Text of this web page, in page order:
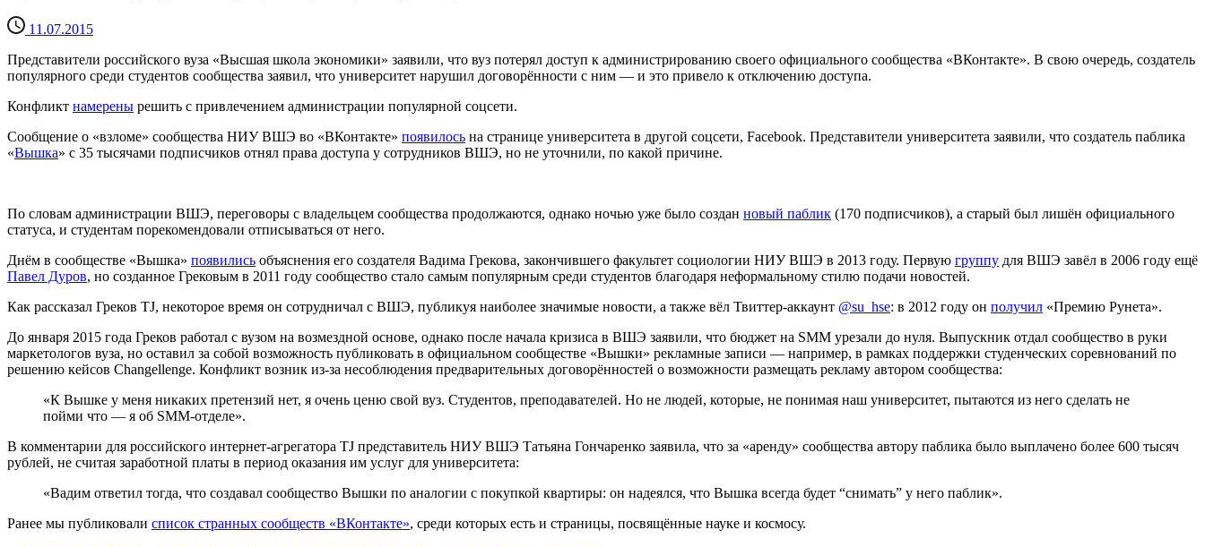
11.07.2015
Представители российского вуза «Высшая школа экономики» заявили, что вуз потерял доступ к администрированию своего официального сообщества «ВКонтакте». В свою очередь, создатель
популярного среди студентов сообщества заявил, что университет нарушил договорённости с ним — и это привело к отключению доступа.
Конфликт намерены решить с привлечением администрации популярной соцсети.
Сообщение о «взломе» сообщества НИУ ВШЭ во «ВКонтакте» появилось на странице университета в другой соцсети, Facebook. Представители университета заявили, что создатель паблика
«Вышка» с 35 тысячами подписчиков отнял права доступа у сотрудников ВШЭ, но не уточнили, по какой причине.
По словам администрации ВШЭ, переговоры с владельцем сообщества продолжаются, однако ночью уже было создан новый паблик (170 подписчиков), а старый был лишён официального
статуса, и студентам порекомендовали отписываться от него.
Днём в сообществе «Вышка» появились объяснения его создателя Вадима Грекова, закончившего факультет социологии НИУ ВШЭ в 2013 году. Первую группу для ВШЭ завёл в 2006 году ещё
Павел Дуров, но созданное Грековым в 2011 году сообщество стало самым популярным среди студентов благодаря неформальному стилю подачи новостей.
Как рассказал Греков TJ, некоторое время он сотрудничал с ВШЭ, публикуя наиболее значимые новости, а также вёл Твиттер-аккаунт @su_hse: в 2012 году он получил «Премию Рунета».
До января 2015 года Греков работал с вузом на возмездной основе, однако после начала кризиса в ВШЭ заявили, что бюджет на SMM урезали до нуля. Выпускник отдал сообщество в руки
маркетологов вуза, но оставил за собой возможность публиковать в официальном сообществе «Вышки» рекламные записи — например, в рамках поддержки студенческих соревнований по
решению кейсов Changellenge. Конфликт возник из-за несоблюдения предварительных договорённостей о возможности размещать рекламу автором сообщества:
«К Вышке у меня никаких претензий нет, я очень ценю свой вуз. Студентов, преподавателей. Но не людей, которые, не понимая наш университет, пытаются из него сделать не
пойми что — я об SMM-отделе».
В комментарии для российского интернет-агрегатора TJ представитель НИУ ВШЭ Татьяна Гончаренко заявила, что за «аренду» сообщества автору паблика было выплачено более 600 тысяч
рублей, не считая заработной платы в период оказания им услуг для университета:
«Вадим ответил тогда, что создавал сообщество Вышки по аналогии с покупкой квартиры: он надеялся, что Вышка всегда будет “снимать” у него паблик».
Ранее мы публиковали список странных сообществ «ВКонтакте», среди которых есть и страницы, посвящённые науке и космосу.